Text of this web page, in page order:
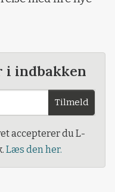
i indbakken
Tilmeld
accepterer du L-
Læs den her.